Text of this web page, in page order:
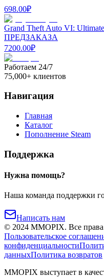
698.00₽
Grand Theft Auto VI:
ПРЕДЗАКАЗА
7200.00₽
Работаем 24/7
75,000+ клиентов
Навигация
Главная
Каталог
Пополнение Steam
Поддержка
Нужна помощь?
Наша команда поддержки
Написать нам
© 2024 MMOPIX. Все
Пользовательское
конфиденциальности
данныхПолитика возвратов
MMOPIX выступает в